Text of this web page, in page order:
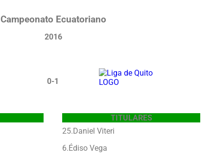
Campeonato Ecuatoriano
2016
0-1
TITULARES
25.Daniel Viteri
6.Édiso Vega